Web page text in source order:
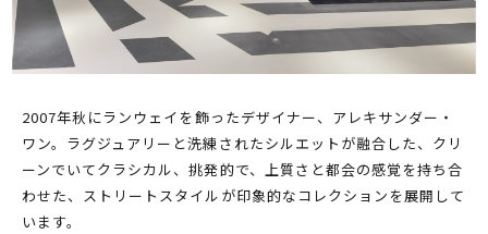
2007年秋にランウェイを飾ったデザイナー、アレキサンダー・
ワン。ラグジュアリーと洗練されたシルエットが融合した、クリ
ーンでいてクラシカル、挑発的で、上質さと都会の感覚を持ち合
わせた、ストリートスタイルが印象的なコレクションを展開して
います。